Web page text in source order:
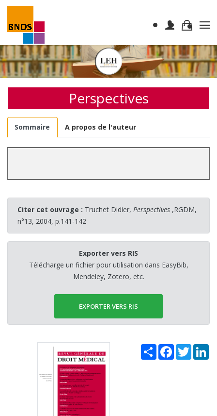
Perspectives
Sommaire A propos de l'auteur
Citer cet ouvrage : Truchet Didier, Perspectives ,RGDM,
n°13, 2004, p.141-142
Exporter vers RIS
Télécharge un fichier pour utilisation dans EasyBib,
Mendeley, Zotero, etc.
EXPORTER VERS RIS
Share Facebook
Twitter